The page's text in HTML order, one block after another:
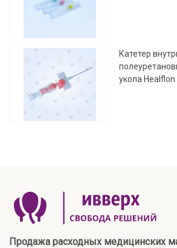
Катетер
укола Healflon
Продажа расходных медицинских